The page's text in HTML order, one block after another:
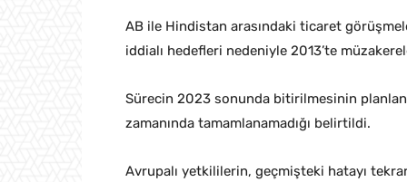
AB ile Hindistan arasındaki ticaret
iddialı hedefleri nedeniyle 2013’te
Sürecin 2023 sonunda bitirilmesinin
zamanında tamamlanamadığı belirtildi.
Avrupalı yetkililerin, geçmişteki hatayı